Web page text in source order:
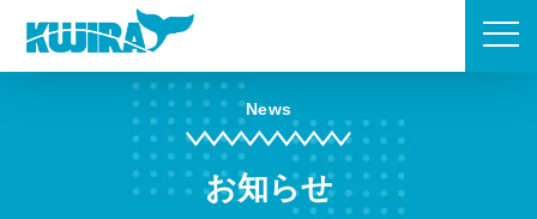
Skip
News
お知らせ